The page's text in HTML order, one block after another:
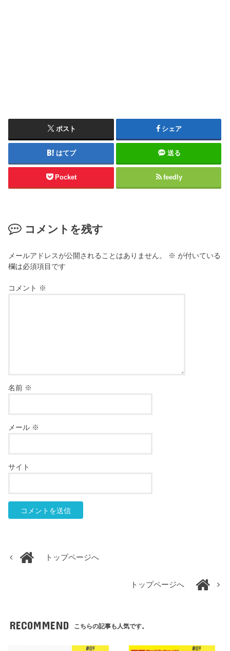
ポスト シェア
はてブ 送る
Pocket feedly
コメントを残す
メールアドレスが公開されることはありません。 ※ が付いている
欄は必須項目です
コメント ※
名前 ※
メール ※
サイト
トップページへ
トップページへ
RECOMMEND こちらの記事も人気です。
劇評 劇評